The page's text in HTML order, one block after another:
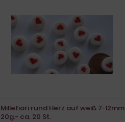
Millefiori rund Herz auf weiß 7-12mm
20g.- ca. 20 St.